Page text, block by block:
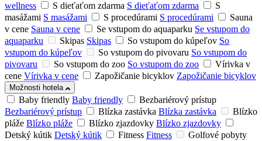
wellness
S dieťaťom zdarma S dieťaťom zdarma
S
masážami S masážami S procedúrami S procedúrami
Sauna
v cene Sauna v cene Se vstupom do aquaparku Se vstupom do
aquaparku
Skipas Skipas So vstupom do kúpeľov So
vstupom do kúpeľov
So vstupom do pivovaru So vstupom do
pivovaru
So vstupom do zoo So vstupom do zoo
Vírivka v
cene Vírivka v cene Zapožičanie bicyklov Zapožičanie bicyklov
Možnosti hotela
Baby friendly Baby friendly
Bezbariérový prístup
Bezbariérový prístup
Blízka zastávka Blízka zastávka
Blízko
pláže Blízko pláže Blízko zjazdovky Blízko zjazdovky
Detský kútik Detský kútik Fitness Fitness
Golfové pobyty